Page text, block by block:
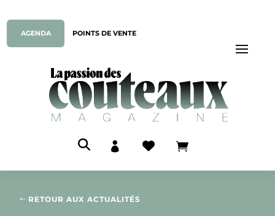
AGENDA POINTS DE VENTE
  
RETOUR AUX ACTUALITÉS